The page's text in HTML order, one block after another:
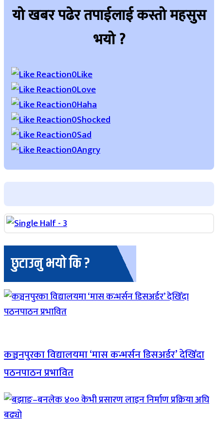
यो खबर पढेर तपाईलाई कस्तो महसुस
भयो ?
0Like
0Love
0Haha
0Shocked
0Sad
0Angry
छुटाउनु भयो कि ?
कञ्चनपुरका विद्यालयमा ‘मास कन्भर्सन डिसअर्डर’ देखिँदा
पठनपाठन प्रभावित